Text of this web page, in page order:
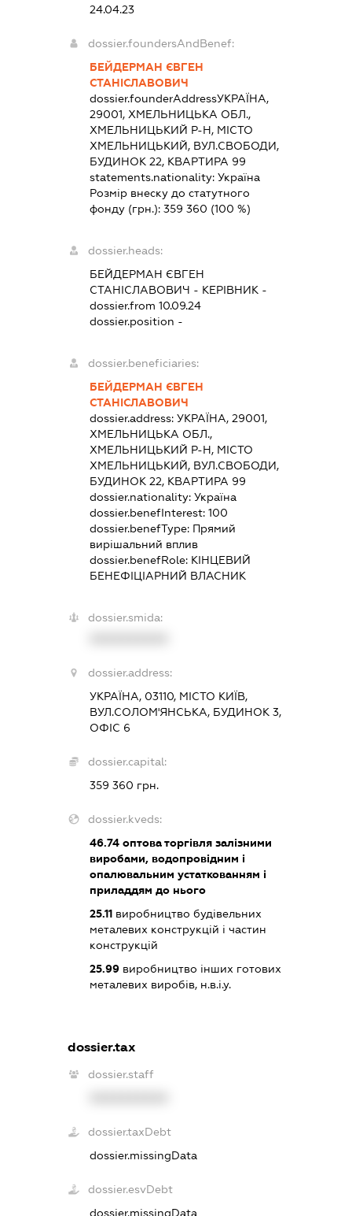
24.04.23
dossier.foundersAndBenef:
БЕЙДЕРМАН ЄВГЕН
СТАНІСЛАВОВИЧ
dossier.founderAddressУКРАЇНА,
29001, ХМЕЛЬНИЦЬКА ОБЛ.,
ХМЕЛЬНИЦЬКИЙ Р-Н, МІСТО
ХМЕЛЬНИЦЬКИЙ, ВУЛ.СВОБОДИ,
БУДИНОК 22, КВАРТИРА 99
statements.nationality: Україна
Розмір внеску до статутного
фонду (грн.): 359 360 (100 %)
dossier.heads:
БЕЙДЕРМАН ЄВГЕН
СТАНІСЛАВОВИЧ - КЕРІВНИК-
dossier.from 10.09.24
dossier.position -
dossier.beneficiaries:
БЕЙДЕРМАН ЄВГЕН
СТАНІСЛАВОВИЧ
dossier.address: УКРАЇНА, 29001,
ХМЕЛЬНИЦЬКА ОБЛ.,
ХМЕЛЬНИЦЬКИЙ Р-Н, МІСТО
ХМЕЛЬНИЦЬКИЙ, ВУЛ.СВОБОДИ,
БУДИНОК 22, КВАРТИРА 99
dossier.nationality: Україна
dossier.benefInterest: 100
dossier.benefType: Прямий
вирішальний вплив
dossier.benefRole: КІНЦЕВИЙ
БЕНЕФІЦІАРНИЙ ВЛАСНИК
dossier.smida:
dossier.address:
УКРАЇНА, 03110, МІСТО КИЇВ,
ВУЛ.СОЛОМ'ЯНСЬКА, БУДИНОК 3,
ОФІС 6
dossier.capital:
359 360 грн.
dossier.kveds:
46.74оптова торгівля залізними
виробами, водопровідним і
опалювальним устаткованням і
приладдям до нього
25.11виробництво будівельних
металевих конструкцій і частин
конструкцій
25.99виробництво інших готових
металевих виробів, н.в.і.у.
dossier.tax
dossier.staff
dossier.taxDebt
dossier.missingData
dossier.esvDebt
dossier.missingData